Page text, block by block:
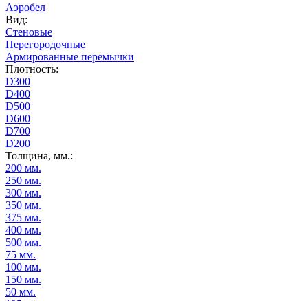
Аэробел
Вид:
Стеновые
Перегородочные
Армированные перемычки
Плотность:
D300
D400
D500
D600
D700
D200
Толщина, мм.:
200 мм.
250 мм.
300 мм.
350 мм.
375 мм.
400 мм.
500 мм.
75 мм.
100 мм.
150 мм.
50 мм.